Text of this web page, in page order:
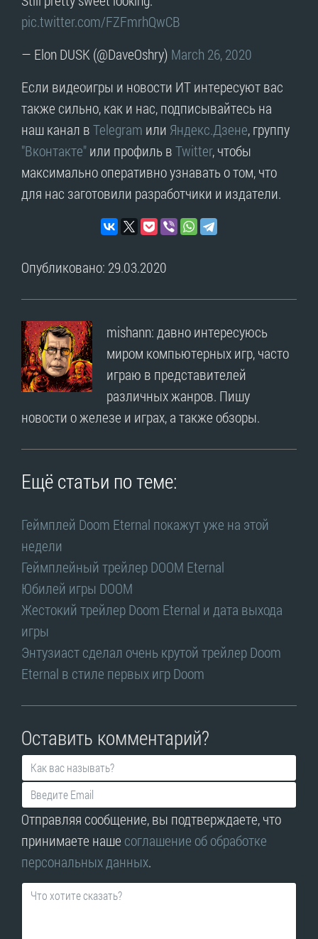
pic.twitter.com/FZFmrhQwCB
— Elon DUSK (@DaveOshry) March 26, 2020
Если видеоигры и новости ИТ интересуют вас
также сильно, как и нас, подписывайтесь на
наш канал вTelegram или Яндекс.Дзене, группу
"Вконтакте"или профиль вTwitter, чтобы
максимально оперативно узнавать о том, что
для нас заготовили разработчики и издатели.
Опубликовано: 29.03.2020
mishann: давно интересуюсь
миром компьютерных игр, часто
играю в представителей
различных жанров. Пишу
новости о железе и играх, а также обзоры.
Ещё статьи по теме:
Геймплей Doom Eternal покажут уже на этой
недели
Геймплейный трейлер DOOM Eternal
Юбилей игры DOOM
Жестокий трейлер Doom Eternal и дата выхода
игры
Энтузиаст сделал очень крутой трейлер Doom
Eternal в стиле первых игр Doom
Оставить комментарий?
Отправляя сообщение, вы подтверждаете, что
принимаете наше соглашение об обработке
персональных данных.